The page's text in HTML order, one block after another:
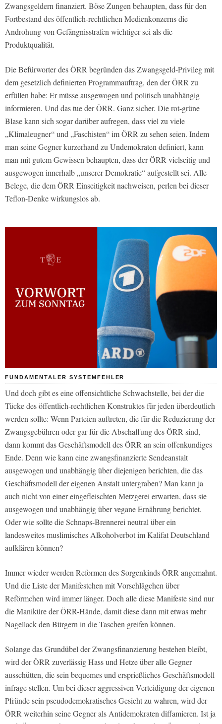
Zwangsgeldern finanziert. Böse Zungen behaupten, dass für den
Fortbestand des öffentlich-rechtlichen Medienkonzerns die
Androhung von Gefängnisstrafen wichtiger sei als die
Produktqualität.
Die Befürworter des ÖRR begründen das Zwangsgeld-Privileg mit
dem gesetzlich definierten Programmauftrag, den der ÖRR zu
erfüllen habe: Er müsse ausgewogen und politisch unabhängig
informieren. Und das tue der ÖRR. Ganz sicher. Die rot-grüne
Blase kann sich sogar darüber aufregen, dass viel zu viele
„Klimaleugner“ und „Faschisten“ im ÖRR zu sehen seien. Indem
man seine Gegner kurzerhand zu Undemokraten definiert, kann
man mit gutem Gewissen behaupten, dass der ÖRR vielseitig und
ausgewogen innerhalb „unserer Demokratie“ aufgestellt sei. Alle
Belege, die dem ÖRR Einseitigkeit nachweisen, perlen bei dieser
Teflon-Denke wirkungslos ab.
FUNDAMENTALER SYSTEMFEHLER
Und doch gibt es eine offensichtliche Schwachstelle, bei der die
Tücke des öffentlich-rechtlichen Konstruktes für jeden überdeutlich
werden sollte: Wenn Parteien auftreten, die für die Reduzierung der
Zwangsgebühren oder gar für die Abschaffung des ÖRR sind,
dann kommt das Geschäftsmodell des ÖRR an sein offenkundiges
Ende. Denn wie kann eine zwangsfinanzierte Sendeanstalt
ausgewogen und unabhängig über diejenigen berichten, die das
Geschäftsmodell der eigenen Anstalt untergraben? Man kann ja
auch nicht von einer eingefleischten Metzgerei erwarten, dass sie
ausgewogen und unabhängig über vegane Ernährung berichtet.
Oder wie sollte die Schnaps-Brennerei neutral über ein
landesweites muslimisches Alkoholverbot im Kalifat Deutschland
aufklären können?
Immer wieder werden Reformen des Sorgenkinds ÖRR angemahnt.
Und die Liste der Manifestchen mit Vorschlägchen über
Reförmchen wird immer länger. Doch alle diese Manifeste sind nur
die Maniküre der ÖRR-Hände, damit diese dann mit etwas mehr
Nagellack den Bürgern in die Taschen greifen können.
Solange das Grundübel der Zwangsfinanzierung bestehen bleibt,
wird der ÖRR zuverlässig Hass und Hetze über alle Gegner
ausschütten, die sein bequemes und ersprießliches Geschäftsmodell
infrage stellen. Um bei dieser aggressiven Verteidigung der eigenen
Pfründe sein pseudodemokratisches Gesicht zu wahren, wird der
ÖRR weiterhin seine Gegner als Antidemokraten diffamieren. Ist ja